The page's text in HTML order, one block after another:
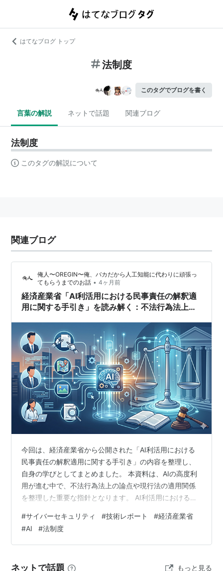
はてなブログ トップ
法制度
このタグでブログを書く
言葉の解説 ネットで話題 関連ブログ
法制度
このタグの解説について
関連ブログ
俺人〜OREGIN〜俺、バカだから人工知能に代わりに頑張っ
てもらうまでのお話 • 4ヶ月前
経済産業省「AI利活用における民事責任の解釈適
用に関する手引き」を読み解く：不法行為法上の
今回は、経済産業省から公開された「AI利活用における
民事責任の解釈適用に関する手引き」の内容を整理し、
自身の学びとしてまとめました。 本資料は、AIの高度利
用が進む中で、不法行為法上の論点や現行法の適用関係
を整理した重要な指針となります。 AI利活用における民
ランキング参加中人工知能ランキング参加中テクノロジ
ー 第1章 はじめに 第2章 総論 第3章 補助／支援型 AI に
該当するケース 第4章 依拠／代替型 AI に該当し得るケー
#サイバーセキュリティ #技術レポート #経済産業省
#AI #法制度
ネットで話題 もっと見る